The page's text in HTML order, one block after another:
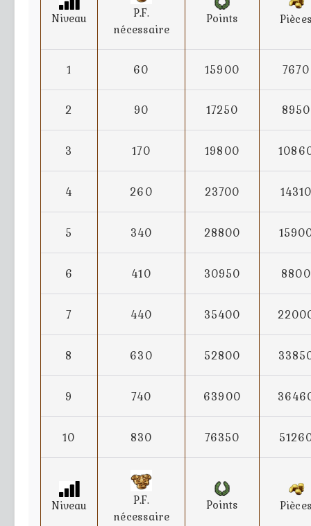
Niveau
P.F.
nécessaire
Points
1 60 15900 7670
2 90 17250 8950
3 170 19800
4 260 23700
5 340 28800
6 410 30950 8800
7 440 35400
8 630 52800
9 740 63900
10 830 76350
Niveau
P.F.
nécessaire
Points